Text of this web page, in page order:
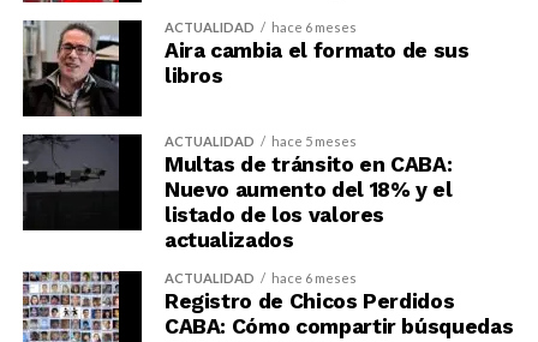
ACTUALIDAD hace 6 meses
Aira cambia el formato de sus
libros
ACTUALIDAD hace 5 meses
Multas de tránsito en CABA:
Nuevo aumento del 18% y el
listado de los valores
actualizados
ACTUALIDAD hace 6 meses
Registro de Chicos Perdidos
CABA: Cómo compartir búsquedas